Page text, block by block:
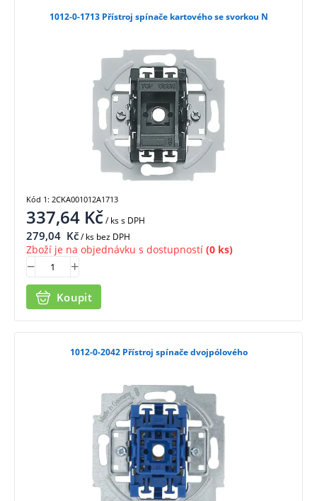
1012-0-1713 Přístroj spínače kartového se svorkou N
337,64 Kč/ kss DPH
279,04 Kč/ ks bez DPH
Zboží je na objednávku s dostupností (0 ks)
Koupit
Kód 1: 2CKA001012A1713
1012-0-2042 Přístroj spínače dvojpólového